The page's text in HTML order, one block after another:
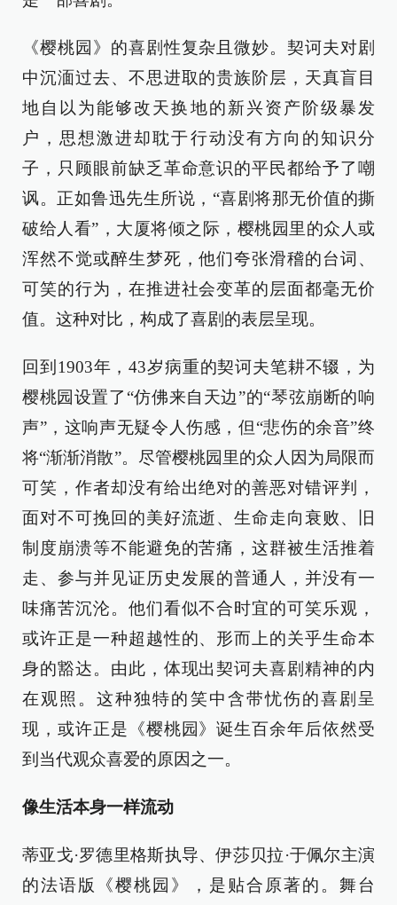
《樱桃园》的喜剧性复杂且微妙。契诃夫对剧
中沉湎过去、不思进取的贵族阶层，天真盲目
地自以为能够改天换地的新兴资产阶级暴发
户，思想激进却耽于行动没有方向的知识分
子，只顾眼前缺乏革命意识的平民都给予了嘲
讽。正如鲁迅先生所说，“喜剧将那无价值的撕
破给人看”，大厦将倾之际，樱桃园里的众人或
浑然不觉或醉生梦死，他们夸张滑稽的台词、
可笑的行为，在推进社会变革的层面都毫无价
值。这种对比，构成了喜剧的表层呈现。
回到1903年，43岁病重的契诃夫笔耕不辍，为
樱桃园设置了“仿佛来自天边”的“琴弦崩断的响
声”，这响声无疑令人伤感，但“悲伤的余音”终
将“渐渐消散”。尽管樱桃园里的众人因为局限而
可笑，作者却没有给出绝对的善恶对错评判，
面对不可挽回的美好流逝、生命走向衰败、旧
制度崩溃等不能避免的苦痛，这群被生活推着
走、参与并见证历史发展的普通人，并没有一
味痛苦沉沦。他们看似不合时宜的可笑乐观，
或许正是一种超越性的、形而上的关乎生命本
身的豁达。由此，体现出契诃夫喜剧精神的内
在观照。这种独特的笑中含带忧伤的喜剧呈
现，或许正是《樱桃园》诞生百余年后依然受
到当代观众喜爱的原因之一。
像生活本身一样流动
蒂亚戈·罗德里格斯执导、伊莎贝拉·于佩尔主演
的法语版《樱桃园》，是贴合原著的。舞台